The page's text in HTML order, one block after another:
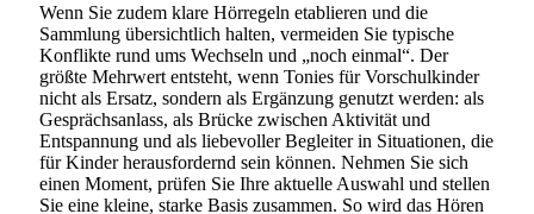
Wenn Sie zudem klare Hörregeln etablieren und die
Sammlung übersichtlich halten, vermeiden Sie typische
Konflikte rund ums Wechseln und „noch einmal“. Der
größte Mehrwert entsteht, wenn Tonies für Vorschulkinder
nicht als Ersatz, sondern als Ergänzung genutzt werden: als
Gesprächsanlass, als Brücke zwischen Aktivität und
Entspannung und als liebevoller Begleiter in Situationen, die
für Kinder herausfordernd sein können. Nehmen Sie sich
einen Moment, prüfen Sie Ihre aktuelle Auswahl und stellen
Sie eine kleine, starke Basis zusammen. So wird das Hören